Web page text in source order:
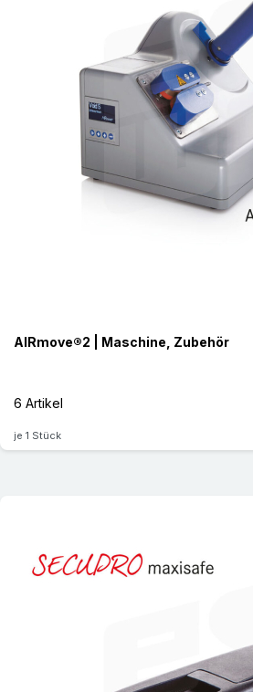
AIRmove®2 | Maschine, Zubehör
6 Artikel
je 1 Stück